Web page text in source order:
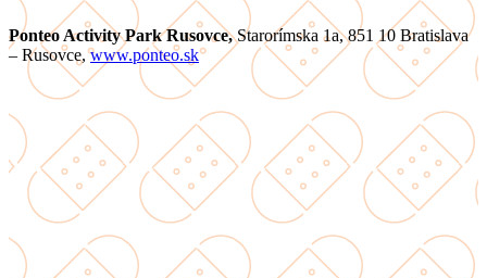
Ponteo Activity Park Rusovce,Starorímska 1a, 851 10 Bratislava
– Rusovce,www.ponteo.sk